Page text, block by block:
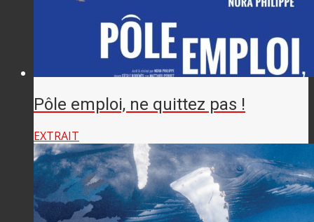
Pôle emploi, ne quittez pas !
EXTRAIT